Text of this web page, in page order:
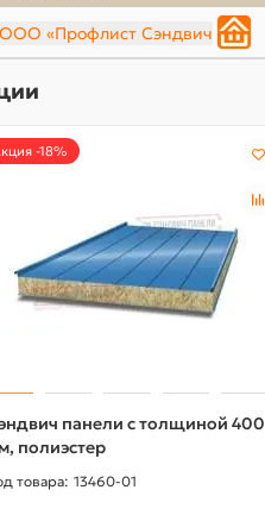
-18%
панели с толщиной 400
полиэстер
13460-01